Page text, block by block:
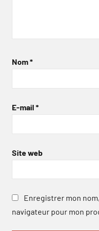
Nom*
E-mail *
Site web
Enregistrer mon
navigateur pour mon